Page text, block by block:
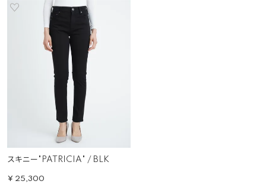
スキニー"PATRICIA" / BLK
¥ 25,300